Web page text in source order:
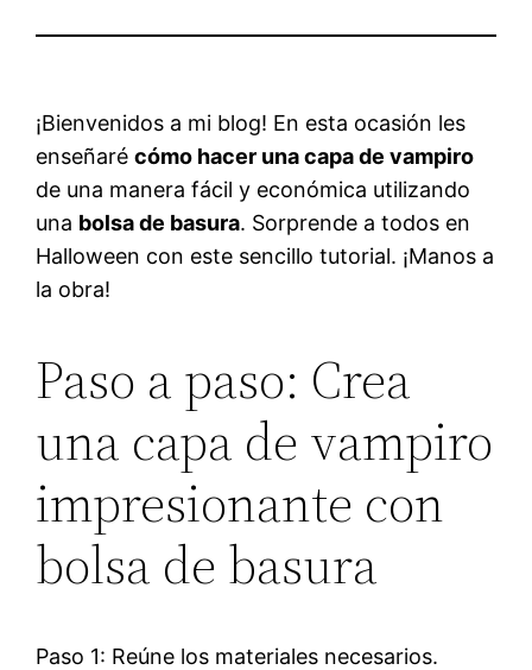
¡Bienvenidos a mi blog! En esta ocasión les
enseñarécómo hacer una capa de vampiro
de una manera fácil y económica utilizando
una bolsa de basura. Sorprende a todos en
Halloween con este sencillo tutorial. ¡Manos a
la obra!
Paso a paso: Crea
una capa de vampiro
impresionante con
bolsa de basura
Paso 1: Reúne los materiales necesarios.